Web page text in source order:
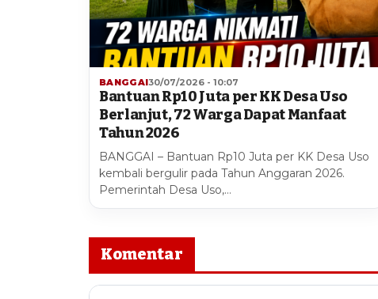
BANGGAI30/07/2026 - 10:07
Bantuan Rp10 Juta per KK Desa Uso
Berlanjut, 72 Warga Dapat Manfaat
Tahun 2026
BANGGAI – Bantuan Rp10 Juta per KK Desa Uso
kembali bergulir pada Tahun Anggaran 2026.
Pemerintah Desa Uso,…
Komentar